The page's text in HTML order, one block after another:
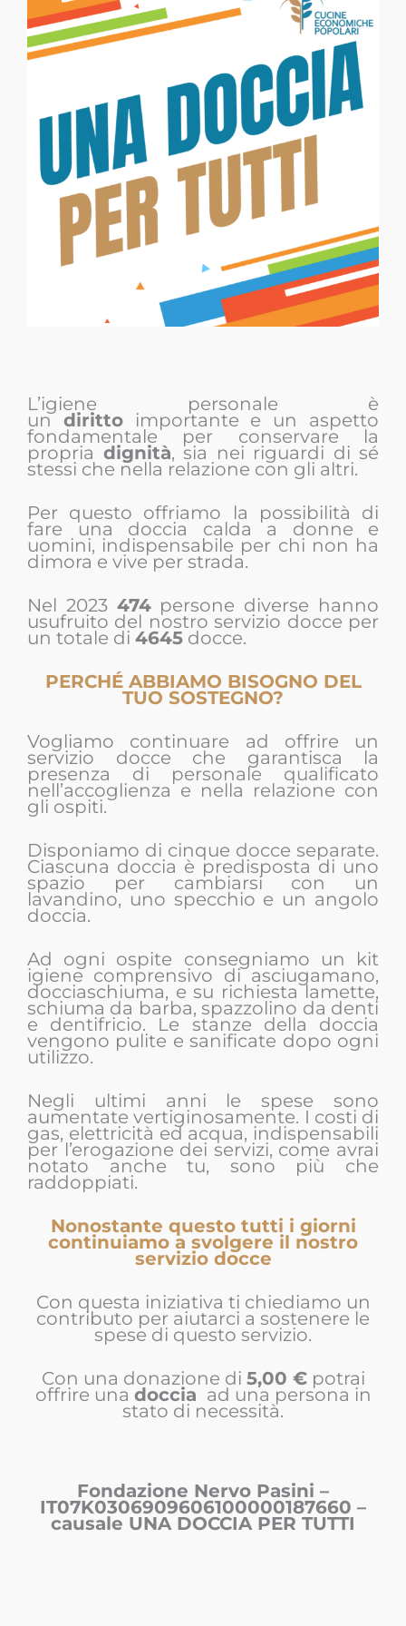
L’igiene personale è
un dirittoimportante e un aspetto
fondamentale per conservare la
propria dignità, sia nei riguardi di sé
stessi che nella relazione con gli altri.
Per questo offriamo la possibilità di
fare una doccia calda a donne e
uomini, indispensabile per chi non ha
dimora e vive per strada.
Nel 2023 474persone diverse hanno
usufruito del nostro servizio docce per
un totale di 4645 docce.
PERCHÉ ABBIAMO BISOGNO DEL
TUO SOSTEGNO?
Vogliamo continuare ad offrire un
servizio docce che garantisca la
presenza di personale qualificato
nell’accoglienza e nella relazione con
gli ospiti.
Disponiamo di cinque docce separate.
Ciascuna doccia è predisposta di uno
spazio per cambiarsi con un
lavandino, uno specchio e un angolo
doccia.
Ad ogni ospite consegniamo un kit
igiene comprensivo di asciugamano,
docciaschiuma, e su richiesta lamette,
schiuma da barba, spazzolino da denti
e dentifricio. Le stanze della doccia
vengono pulite e sanificate dopo ogni
utilizzo.
Negli ultimi anni le spese sono
aumentate vertiginosamente. I costi di
gas, elettricità ed acqua, indispensabili
per l’erogazione dei servizi, come avrai
notato anche tu, sono più che
raddoppiati.
Nonostante questo tutti i giorni
continuiamo a svolgere il nostro
servizio docce
Con questa iniziativa ti chiediamo un
contributo per aiutarci a sostenere le
spese di questo servizio.
Con una donazione di 5,00 €potrai
offrire una doccia ad una persona in
stato di necessità.
Fondazione Nervo Pasini –
IT07K0306909606100000187660 –
causale UNA DOCCIA PER TUTTI